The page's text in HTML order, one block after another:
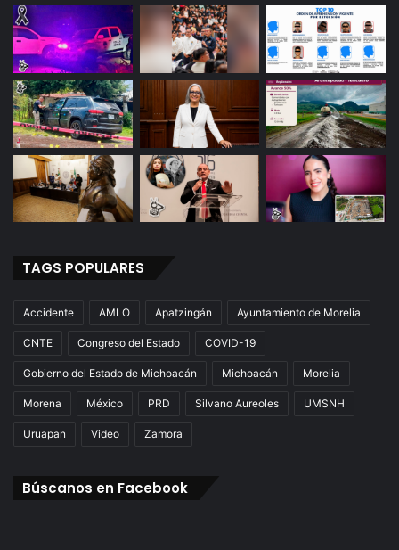
TAGS POPULARES
Accidente AMLO Apatzingán Ayuntamiento de Morelia
CNTE Congreso del Estado COVID-19
Gobierno del Estado de Michoacán Michoacán Morelia
Morena México PRD Silvano Aureoles UMSNH
Uruapan Video Zamora
Búscanos en Facebook